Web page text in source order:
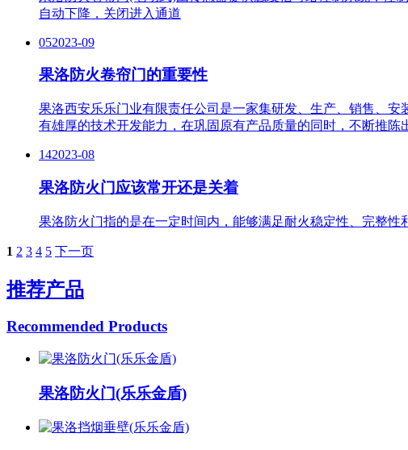
自动下降，关闭进入通道
052023-09
果洛防火卷帘门的重要性
果洛西安乐乐门业有限责任公司是一家集研发、生产、销售、
有雄厚的技术开发能力，在巩固原有产品质量的同时，不断推陈
142023-08
果洛防火门应该常开还是关着
果洛防火门指的是在一定时间内，能够满足耐火稳定性、完整
1 2 3 4 5 下一页
推荐产品
Recommended Products
果洛防火门(乐乐金盾)